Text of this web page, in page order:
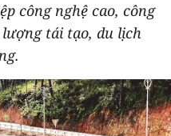
công nghệ cao, công
tái tạo, du lịch